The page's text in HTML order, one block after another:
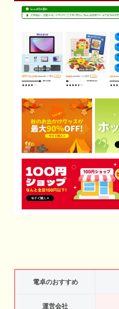
電卓のおすすめ
運営会社